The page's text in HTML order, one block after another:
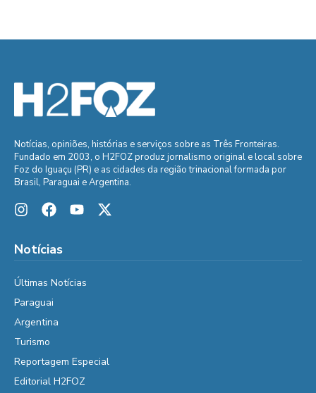
Notícias, opiniões, histórias e serviços sobre as Três Fronteiras.
Fundado em 2003, o H2FOZ produz jornalismo original e local sobre
Foz do Iguaçu (PR) e as cidades da região trinacional formada por
Brasil, Paraguai e Argentina.
Notícias
Últimas Notícias
Paraguai
Argentina
Turismo
Reportagem Especial
Editorial H2FOZ